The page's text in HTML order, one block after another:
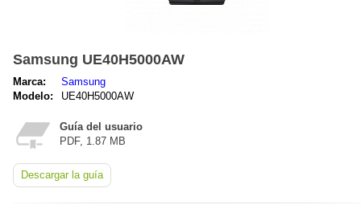
Samsung UE40H5000AW
Marca:
Samsung
Modelo:
UE40H5000AW
Guía del usuario
PDF, 1.87 MB
Descargar la guía